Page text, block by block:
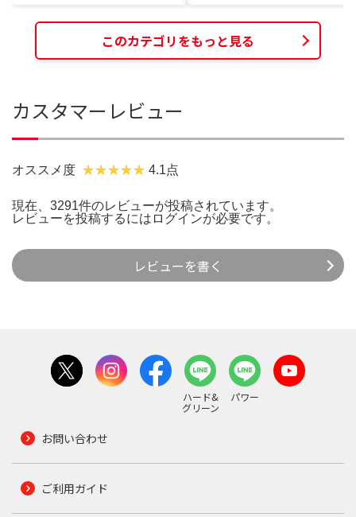
このカテゴリをもっと見る
カスタマーレビュー
オススメ度 4.1点
現在、3291件のレビューが投稿されています。
レビューを投稿するには ログインが必要です。
レビューを書く
ハード&
グリーン
パワー
お問い合わせ
ご利用ガイド